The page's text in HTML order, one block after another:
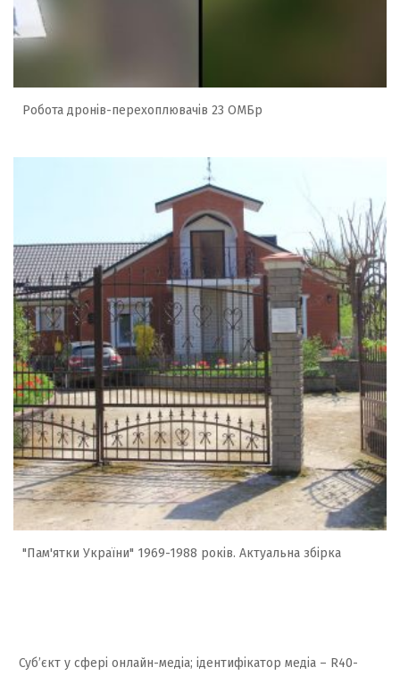
Робота дронів-перехоплювачів 23 ОМБр
"Пам'ятки України" 1969-1988 років. Актуальна збірка
Суб’єкт у сфері онлайн-медіа; ідентифікатор медіа – R40-